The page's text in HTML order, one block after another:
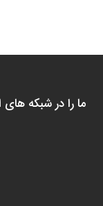
ما را در شبکه های